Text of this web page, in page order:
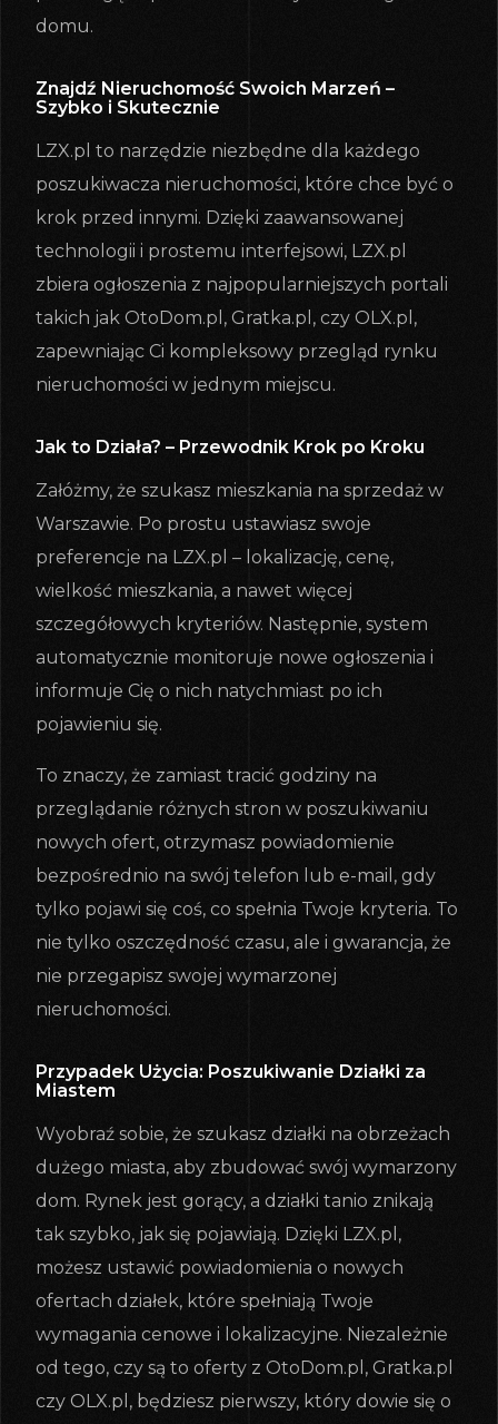
domu.
Znajdź Nieruchomość Swoich Marzeń –
Szybko i Skutecznie
LZX.pl to narzędzie niezbędne dla każdego
poszukiwacza nieruchomości, które chce być o
krok przed innymi. Dzięki zaawansowanej
technologii i prostemu interfejsowi, LZX.pl
zbiera ogłoszenia z najpopularniejszych portali
takich jak OtoDom.pl, Gratka.pl, czy OLX.pl,
zapewniając Ci kompleksowy przegląd rynku
nieruchomości w jednym miejscu.
Jak to Działa? – Przewodnik Krok po Kroku
Załóżmy, że szukasz mieszkania na sprzedaż w
Warszawie. Po prostu ustawiasz swoje
preferencje na LZX.pl – lokalizację, cenę,
wielkość mieszkania, a nawet więcej
szczegółowych kryteriów. Następnie, system
automatycznie monitoruje nowe ogłoszenia i
informuje Cię o nich natychmiast po ich
pojawieniu się.
To znaczy, że zamiast tracić godziny na
przeglądanie różnych stron w poszukiwaniu
nowych ofert, otrzymasz powiadomienie
bezpośrednio na swój telefon lub e-mail, gdy
tylko pojawi się coś, co spełnia Twoje kryteria. To
nie tylko oszczędność czasu, ale i gwarancja, że
nie przegapisz swojej wymarzonej
nieruchomości.
Przypadek Użycia: Poszukiwanie Działki za
Miastem
Wyobraź sobie, że szukasz działki na obrzeżach
dużego miasta, aby zbudować swój wymarzony
dom. Rynek jest gorący, a działki tanio znikają
tak szybko, jak się pojawiają. Dzięki LZX.pl,
możesz ustawić powiadomienia o nowych
ofertach działek, które spełniają Twoje
wymagania cenowe i lokalizacyjne. Niezależnie
od tego, czy są to oferty z OtoDom.pl, Gratka.pl
czy OLX.pl, będziesz pierwszy, który dowie się o